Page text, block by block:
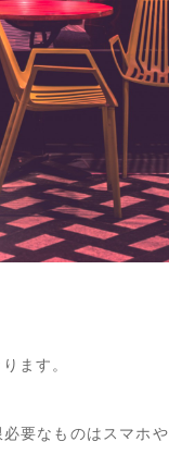
ます。
要なものはスマホや